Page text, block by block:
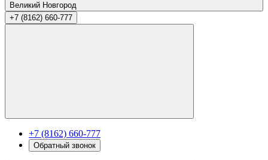
Великий Новгород
+7 (8162) 660-777
+7 (8162) 660-777
Обратный звонок